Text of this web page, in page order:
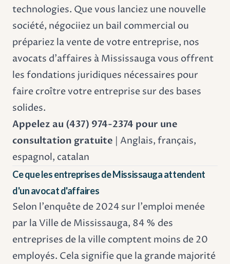
technologies. Que vous lanciez une nouvelle
société, négociiez un bail commercial ou
prépariez la vente de votre entreprise, nos
avocats d'affaires à Mississauga vous offrent
les fondations juridiques nécessaires pour
faire croître votre entreprise sur des bases
solides.
Appelez au (437) 974-2374 pour une
consultation gratuite | Anglais, français,
espagnol, catalan
Ce que les entreprises de Mississauga attendent
d'un avocat d'affaires
Selon l'enquête de 2024 sur l'emploi menée
par la Ville de Mississauga, 84 % des
entreprises de la ville comptent moins de 20
employés. Cela signifie que la grande majorité